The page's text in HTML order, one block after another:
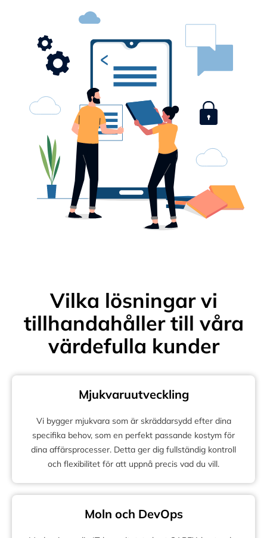
Vilka lösningar vi
tillhandahåller till våra
värdefulla kunder
Mjukvaruutveckling
Vi bygger mjukvara som är skräddarsydd efter dina
specifika behov, som en perfekt passande kostym för
dina affärsprocesser. Detta ger dig fullständig kontroll
och flexibilitet för att uppnå precis vad du vill.
Moln och DevOps